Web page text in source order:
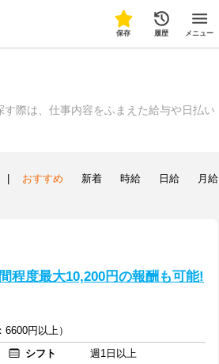
保存 履歴 メニュー
際は、仕事内容をふまえた給与や日払い
おすすめ 新着 時給 日給 月給
程度最大10,200円の報酬も可能!
円以上）
シフト
週1日以上